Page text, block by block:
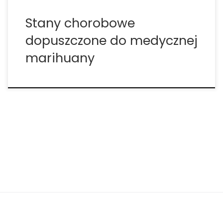
Stany chorobowe
dopuszczone do medycznej
marihuany